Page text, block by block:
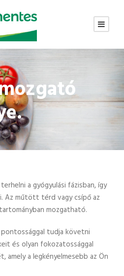
a gyógyulási fázisban, így
Az műtött térd vagy csípő az
mozgatható.
tudja követni
és olyan fokozatossággal
amely a legkényelmesebb az Ön